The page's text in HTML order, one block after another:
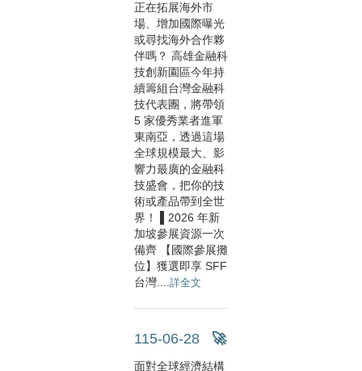
正在拓展海外市
場、增加國際曝光
或尋找海外合作夥
伴嗎？ 高雄金融科
技創新園區今年持
續籌組台灣金融科
技代表團，將帶領
5 家優秀業者進軍
東南亞，透過這場
全球規模最大、影
響力最廣的金融科
技盛會，把你的技
術或產品帶到全世
界！ ▌2026 年新
加坡參展資源一次
備齊 【國際參展攤
位】獲選即享 SFF
台灣.... 詳全文
115-06-28 🚀 財經趨勢與金融科技展望交流....
面對全球經濟結構